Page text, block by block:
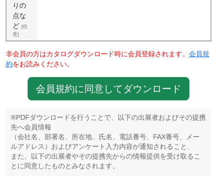
りの
点な
ど [任
意]
非会員の方はカタログダウンロード時に会員登録されます。 会員規
約をお読みください。
会員規約に同意してダウンロード
※PDFダウンロードを行うことで、以下の出展者およびその提携
先へ会員情報
（会社名、部署名、所在地、氏名、電話番号、FAX番号、メー
ルアドレス）およびアンケート入力内容が通知されること、
また、以下の出展者やその提携先からの情報提供を受け取るこ
とに同意したものとみなされます。